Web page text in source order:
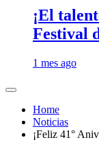
¡El
Festival
1 mes ago
Home
Noticias
¡Feliz 41°